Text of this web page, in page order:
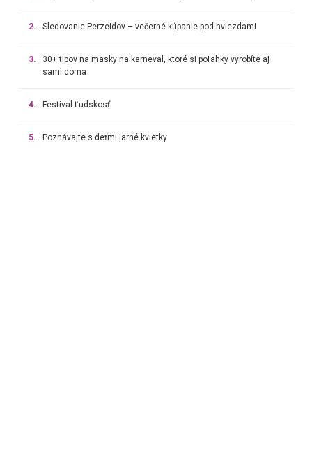
2. Sledovanie Perzeidov – večerné kúpanie pod hviezdami
3.
30+ tipov na masky na karneval, ktoré si poľahky vyrobíte aj
sami doma
4. Festival Ľudskosť
5. Poznávajte s deťmi jarné kvietky